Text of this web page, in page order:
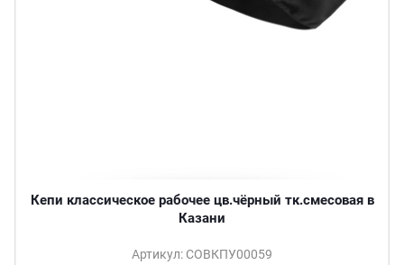
Кепи классическое рабочее цв.чёрный тк.смесовая в
Казани
Артикул: СОВКПУ00059